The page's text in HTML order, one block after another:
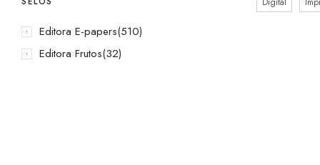
Editora E-papers(510)
Editora Frutos(32)